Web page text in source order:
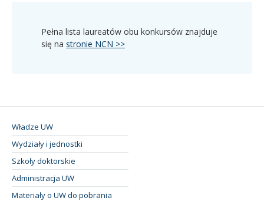
Pełna lista laureatów obu konkursów znajduje
się na stronie NCN >>
Władze UW
Wydziały i jednostki
Szkoły doktorskie
Administracja UW
Materiały o UW do pobrania